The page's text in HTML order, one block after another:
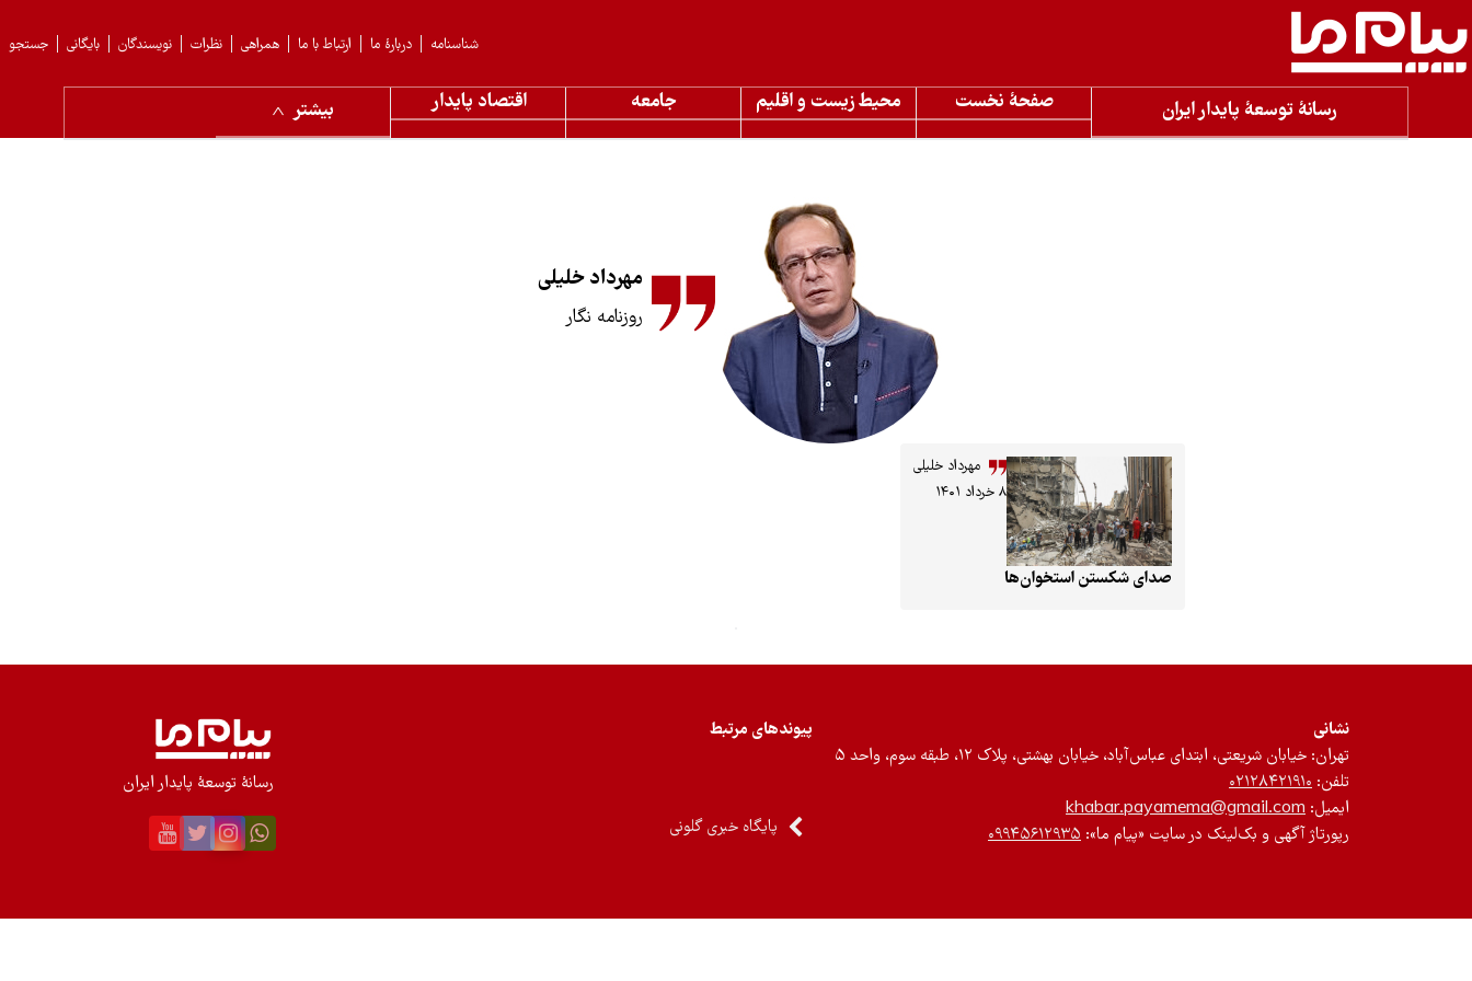
جستجو بایگانی نویسندگان نظرات همراهی ارتباط با ما دربارهٔ ما شناسنامه
رسانۀ توسعۀ پایدار ایران صفحۀ نخست محیط زیست و اقلیم جامعه اقتصاد پایدار بیشتر
مهرداد خلیلی
روزنامه نگار
مهرداد خلیلی
۸ خرداد ۱۴۰۱
صدای شکستن استخوان‌ها
نشانی
تهران: خیابان شریعتی، ابتدای عباس‌آباد، خیابان بهشتی، پلاک ۱۲، طبقه سوم، واحد ۵
تلفن: ۰۲۱۲۸۴۲۱۹۱۰
ایمیل: khabar.payamema@gmail.com
رپورتاژ آگهی و بک‌لینک در سایت «پیام ما»: ۰۹۹۴۵۶۱۲۹۳۵
پیوندهای مرتبط
پایگاه خبری گلونی
رسانۀ توسعۀ پایدار ایران